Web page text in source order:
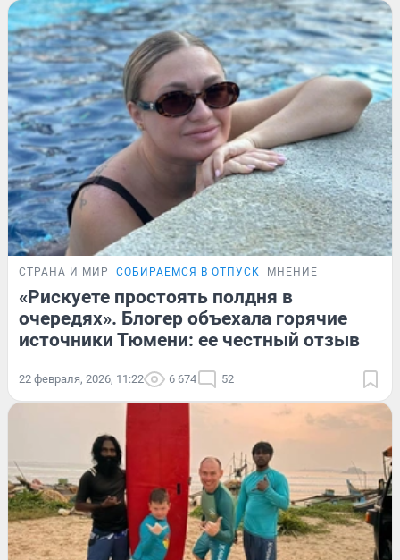
СТРАНА И МИР СОБИРАЕМСЯ В ОТПУСК МНЕНИЕ
«Рискуете простоять полдня в
очередях». Блогер объехала горячие
источники Тюмени: ее честный отзыв
22 февраля, 2026, 11:22 6 674 52